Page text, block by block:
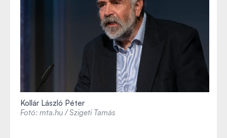
Kollár László Péter
Fotó: mta.hu / Szigeti Tamás